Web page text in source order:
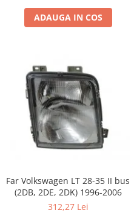
ADAUGA IN COS
Far Volkswagen LT 28-35 II bus
(2DB, 2DE, 2DK) 1996-2006
312,27 Lei